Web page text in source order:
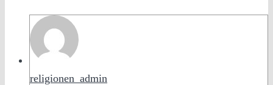
religionen_admin